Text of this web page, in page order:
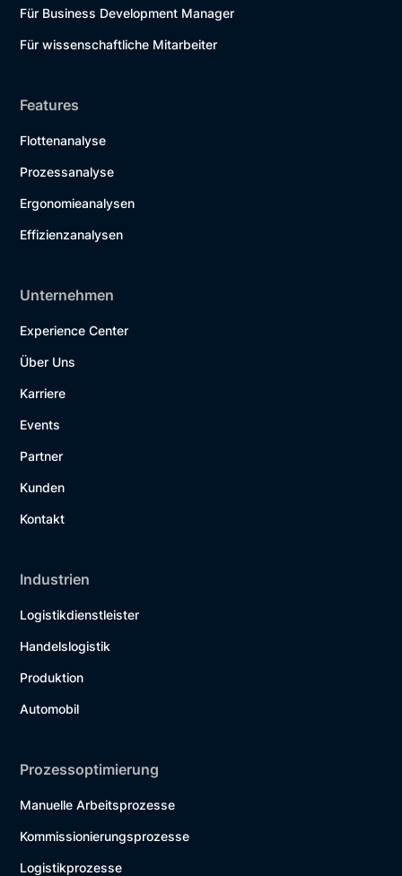
Für Business Development Manager
Für wissenschaftliche Mitarbeiter
Features
Flottenanalyse
Prozessanalyse
Ergonomieanalysen
Effizienzanalysen
Unternehmen
Experience Center
Über Uns
Karriere
Events
Partner
Kunden
Kontakt
Industrien
Logistikdienstleister
Handelslogistik
Produktion
Automobil
Prozessoptimierung
Manuelle Arbeitsprozesse
Kommissionierungsprozesse
Logistikprozesse